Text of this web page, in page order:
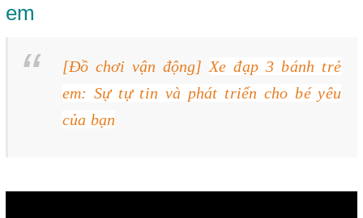
em
[Đồ chơi vận động] Xe đạp 3 bánh trẻ
em: Sự tự tin và phát triển cho bé yêu
của bạn